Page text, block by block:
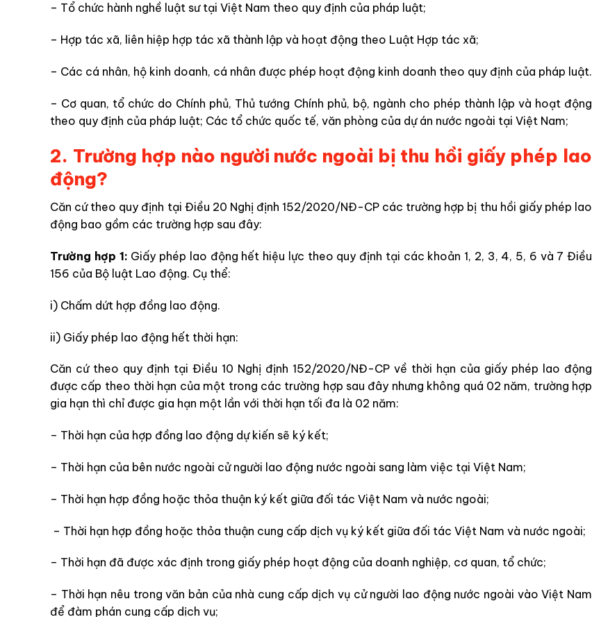
– Tổ chức hành nghề luật sư tại Việt Nam theo quy định của pháp luật;
– Hợp tác xã, liên hiệp hợp tác xã thành lập và hoạt động theo Luật Hợp tác xã;
– Các cá nhân, hộ kinh doanh, cá nhân được phép hoạt động kinh doanh theo quy định của pháp luật.
– Cơ quan, tổ chức do Chính phủ, Thủ tướng Chính phủ, bộ, ngành cho phép thành lập và hoạt động
theo quy định của pháp luật; Các tổ chức quốc tế, văn phòng của dự án nước ngoài tại Việt Nam;
2. Trường hợp nào người nước ngoài bị thu hồi giấy phép lao
động?
Căn cứ theo quy định tại Điều 20 Nghị định 152/2020/NĐ-CP các trường hợp bị thu hồi giấy phép lao
động bao gồm các trường hợp sau đây:
Trường hợp 1: Giấy phép lao động hết hiệu lực theo quy định tại các khoản 1, 2, 3, 4, 5, 6 và 7 Điều
156 của Bộ luật Lao động. Cụ thể:
i) Chấm dứt hợp đồng lao động.
ii) Giấy phép lao động hết thời hạn:
Căn cứ theo quy định tại Điều 10 Nghị định 152/2020/NĐ-CP về thời hạn của giấy phép lao động
được cấp theo thời hạn của một trong các trường hợp sau đây nhưng không quá 02 năm, trường hợp
gia hạn thì chỉ được gia hạn một lần với thời hạn tối đa là 02 năm:
– Thời hạn của hợp đồng lao động dự kiến sẽ ký kết;
– Thời hạn của bên nước ngoài cử người lao động nước ngoài sang làm việc tại Việt Nam;
– Thời hạn hợp đồng hoặc thỏa thuận ký kết giữa đối tác Việt Nam và nước ngoài;
– Thời hạn hợp đồng hoặc thỏa thuận cung cấp dịch vụ ký kết giữa đối tác Việt Nam và nước ngoài;
– Thời hạn đã được xác định trong giấy phép hoạt động của doanh nghiệp, cơ quan, tổ chức;
– Thời hạn nêu trong văn bản của nhà cung cấp dịch vụ cử người lao động nước ngoài vào Việt Nam
để đàm phán cung cấp dịch vụ;